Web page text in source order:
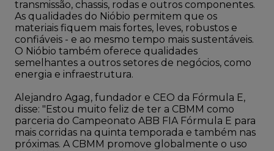
transmissão, chassis, rodas e outros componentes.
As qualidades do Nióbio permitem que os
materiais fiquem mais fortes, leves, robustos e
confiáveis - e ao mesmo tempo mais sustentáveis.
O Nióbio também oferece qualidades
semelhantes a outros setores de negócios, como
energia e infraestrutura.
Alejandro Agag, fundador e CEO da Fórmula E,
disse: "Estou muito feliz de ter a CBMM como
parceria do Campeonato ABB FIA Fórmula E para
mais corridas na quinta temporada e também nas
próximas. A CBMM promove globalmente o uso